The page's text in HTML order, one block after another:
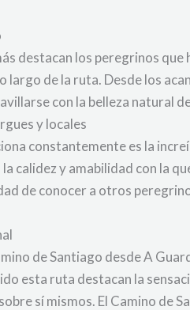
destacan los peregrinos
largo de la ruta. Desde los
con la belleza natural
y locales
constantemente es la
calidez y amabilidad con la
de conocer a otros
de Santiago desde A
esta ruta destacan la
sí mismos. El Camino de